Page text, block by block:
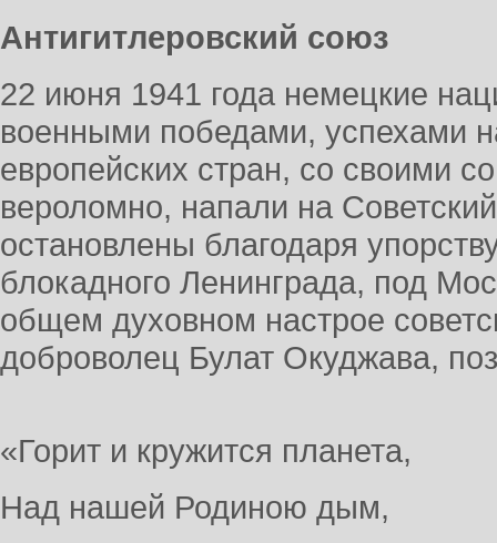
Антигитлеровский союз
22 июня 1941 года немецкие
военными победами, успехами
европейских стран, со своими
вероломно, напали на
остановлены благодаря
блокадного Ленинграда, под
общем духовном настрое
доброволец Булат Окуджава,
«Горит и кружится планета,
Над нашей Родиною дым,